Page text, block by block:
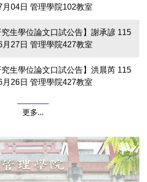
月04日 管理學院102教室
究生學位論文口試公告】謝承諺 115
月27日 管理學院427教室
究生學位論文口試公告】洪晨芮 115
月26日 管理學院427教室
更多...